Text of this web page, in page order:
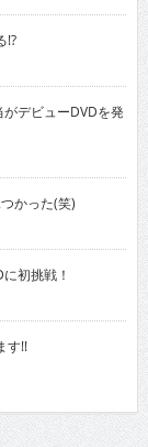
!?
デビューDVDを発
かった(笑)
初挑戦！
す!!